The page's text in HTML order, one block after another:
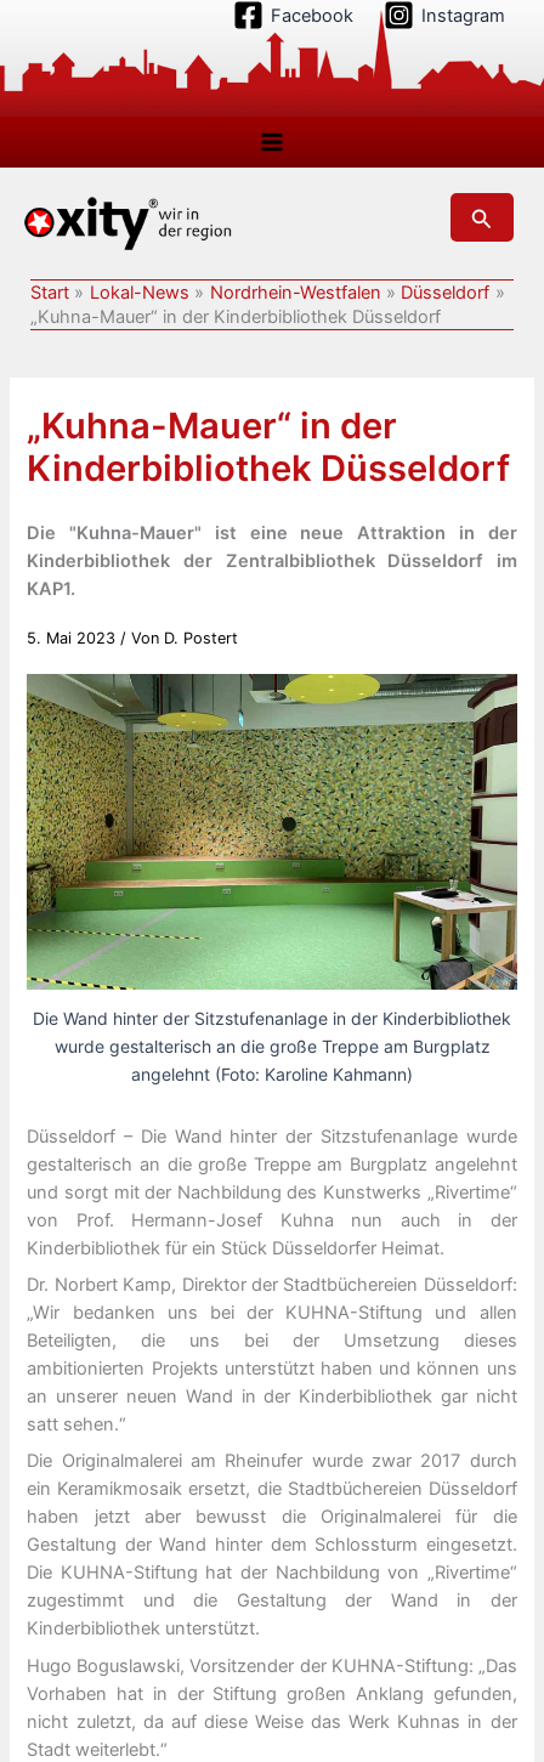
springen
Facebook Instagram
Suchen
Start Lokal-News Nordrhein-Westfalen
Düsseldorf
„Kuhna-Mauer“ in der Kinderbibliothek Düsseldorf
„Kuhna-Mauer“ in der
Kinderbibliothek Düsseldorf
Die "Kuhna-Mauer" ist eine neue Attraktion in der
Kinderbibliothek der Zentralbibliothek Düsseldorf im
KAP1.
5. Mai 2023 / Von D. Postert
Die Wand hinter der Sitzstufenanlage in der Kinderbibliothek
wurde gestalterisch an die große Treppe am Burgplatz
angelehnt (Foto: Karoline Kahmann)
Düsseldorf – Die Wand hinter der Sitzstufenanlage wurde
gestalterisch an die große Treppe am Burgplatz angelehnt
und sorgt mit der Nachbildung des Kunstwerks „Rivertime“
von Prof. Hermann-Josef Kuhna nun auch in der
Kinderbibliothek für ein Stück Düsseldorfer Heimat.
Dr. Norbert Kamp, Direktor der Stadtbüchereien Düsseldorf:
„Wir bedanken uns bei der KUHNA-Stiftung und allen
Beteiligten, die uns bei der Umsetzung dieses
ambitionierten Projekts unterstützt haben und können uns
an unserer neuen Wand in der Kinderbibliothek gar nicht
satt sehen.“
Die Originalmalerei am Rheinufer wurde zwar 2017 durch
ein Keramikmosaik ersetzt, die Stadtbüchereien Düsseldorf
haben jetzt aber bewusst die Originalmalerei für die
Gestaltung der Wand hinter dem Schlossturm eingesetzt.
Die KUHNA-Stiftung hat der Nachbildung von „Rivertime“
zugestimmt und die Gestaltung der Wand in der
Kinderbibliothek unterstützt.
Hugo Boguslawski, Vorsitzender der KUHNA-Stiftung: „Das
Vorhaben hat in der Stiftung großen Anklang gefunden,
nicht zuletzt, da auf diese Weise das Werk Kuhnas in der
Stadt weiterlebt.“